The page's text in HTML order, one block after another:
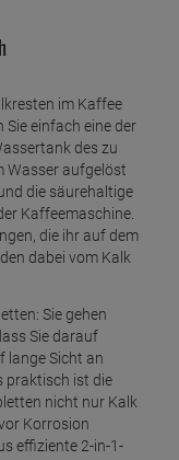
im Kaffee
Sie einfach eine der
des zu
Wasser aufgelöst
die säurehaltige
Kaffeemaschine.
die ihr auf dem
dabei vom Kalk
Sie gehen
Sie darauf
lange Sicht an
praktisch ist die
nicht nur Kalk
Korrosion
effiziente 2-in-1-